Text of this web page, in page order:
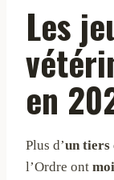
Les
en
Plus d’un tiers
l’Ordre ont